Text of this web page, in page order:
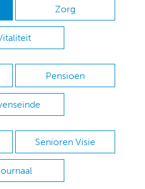
Zorg
Pensioen
Senioren Visie